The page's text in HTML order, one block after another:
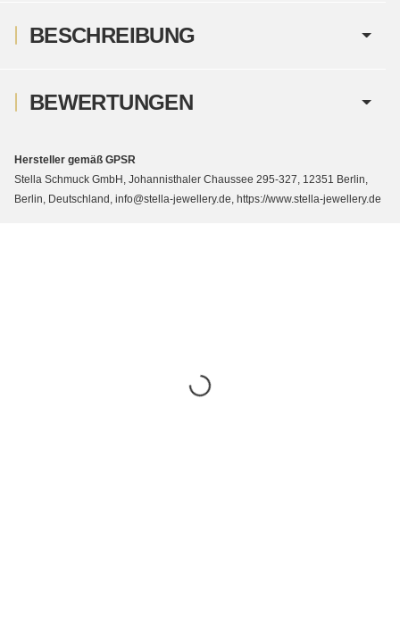
BESCHREIBUNG
BEWERTUNGEN
Hersteller gemäß GPSR
Stella Schmuck GmbH, Johannisthaler Chaussee 295-327, 12351 Berlin,
Berlin, Deutschland, info@stella-jewellery.de, https://www.stella-jewellery.de